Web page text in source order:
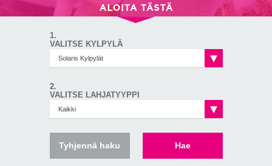
1.
VALITSE KYLPYLÄ
Solaris Kylpylät
2.
VALITSE LAHJATYYPPI
Kaikki
Tyhjennä haku
Tyhjennä haku Hae